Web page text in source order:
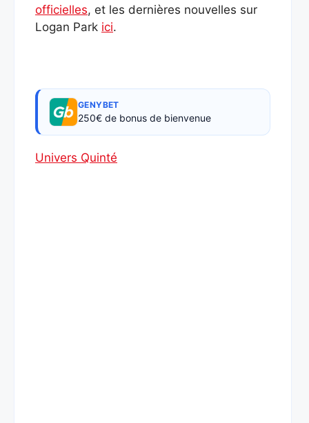
officielles, et les dernières nouvelles sur
Logan Park ici.
GENYBET
250€ de bonus de bienvenue
Univers Quinté